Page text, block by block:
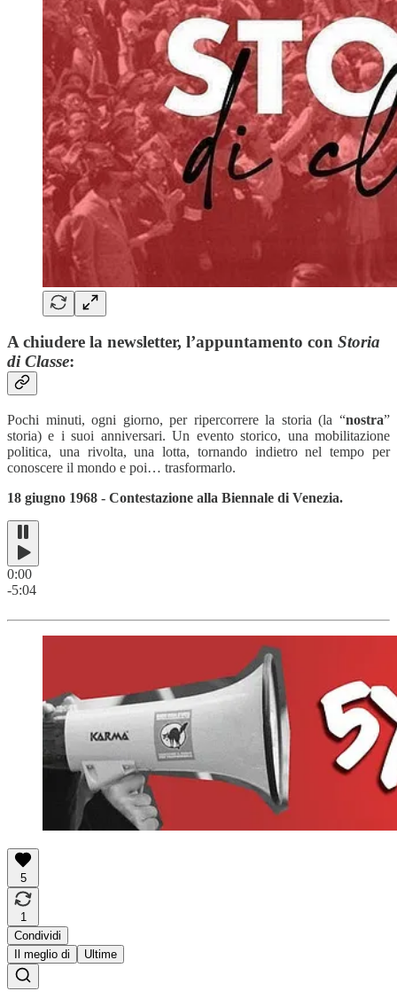
A chiudere la newsletter, l’appuntamento con Storia
di Classe:
Pochi minuti, ogni giorno, per ripercorrere la storia (la “nostra”
storia) e i suoi anniversari. Un evento storico, una mobilitazione
politica, una rivolta, una lotta, tornando indietro nel tempo per
conoscere il mondo e poi… trasformarlo.
18 giugno 1968 - Contestazione alla Biennale di Venezia.
0:00
-5:04
5
1
Condividi
Il meglio di
Ultime